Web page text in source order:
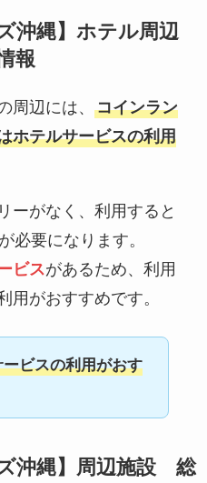
沖縄】ホテル周辺
報
周辺には、 コインラン
ホテルサービスの利用
ーがなく、利用すると
必要になります。
ビスがあるため、利用
用がおすすめです。
ビスの利用がおす
沖縄】周辺施設 総